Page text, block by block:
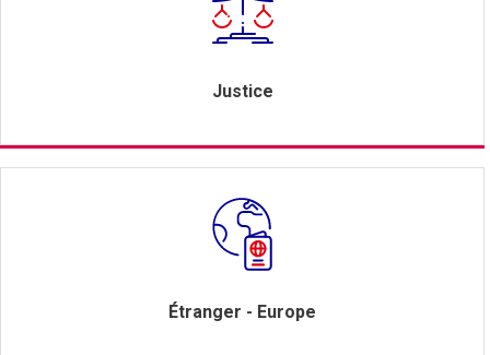
Justice
Étranger - Europe